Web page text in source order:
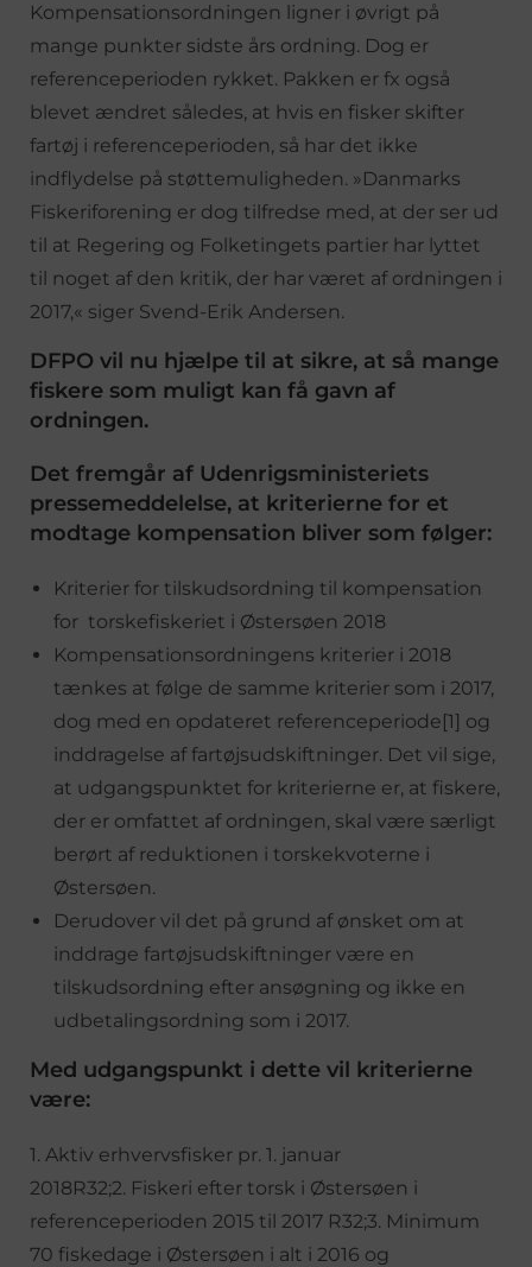
Kompensationsordningen ligner i øvrigt på
mange punkter sidste års ordning. Dog er
referenceperioden rykket. Pakken er fx også
blevet ændret således, at hvis en fisker skifter
fartøj i referenceperioden, så har det ikke
indflydelse på støttemuligheden. »Danmarks
Fiskeriforening er dog tilfredse med, at der ser ud
til at Regering og Folketingets partier har lyttet
til noget af den kritik, der har været af ordningen i
2017,« siger Svend-Erik Andersen.
DFPO vil nu hjælpe til at sikre, at så mange
fiskere som muligt kan få gavn af
ordningen.
Det fremgår af Udenrigsministeriets
pressemeddelelse, at kriterierne for et
modtage kompensation bliver som følger:
Kriterier for tilskudsordning til kompensation
for torskefiskeriet i Østersøen 2018
Kompensationsordningens kriterier i 2018
tænkes at følge de samme kriterier som i 2017,
dog med en opdateret referenceperiode[1] og
inddragelse af fartøjsudskiftninger. Det vil sige,
at udgangspunktet for kriterierne er, at fiskere,
der er omfattet af ordningen, skal være særligt
berørt af reduktionen i torskekvoterne i
Østersøen.
Derudover vil det på grund af ønsket om at
inddrage fartøjsudskiftninger være en
tilskudsordning efter ansøgning og ikke en
udbetalingsordning som i 2017.
Med udgangspunkt i dette vil kriterierne
være:
1. Aktiv erhvervsfisker pr. 1. januar
2018R32;2. Fiskeri efter torsk i Østersøen i
referenceperioden 2015 til 2017 R32;3. Minimum
70 fiskedage i Østersøen i alt i 2016 og